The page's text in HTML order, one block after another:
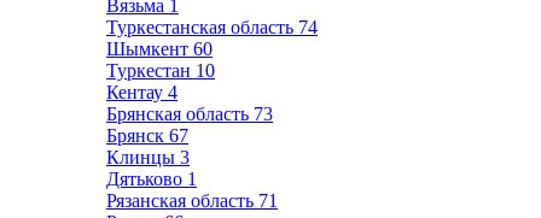
Вязьма 1
Туркестанская область 74
Шымкент 60
Туркестан 10
Кентау 4
Брянская область 73
Брянск 67
Клинцы 3
Дятьково 1
Рязанская область 71